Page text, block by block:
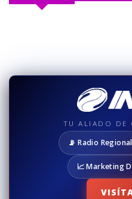
TU ALIADO DE
📡 Radio Regional
📈 Marketing